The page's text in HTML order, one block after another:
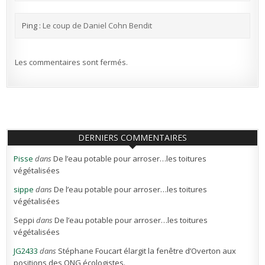
Ping : Le coup de Daniel Cohn Bendit
Les commentaires sont fermés.
DERNIERS COMMENTAIRES
Pisse dansDe l’eau potable pour arroser…les toitures
végétalisées
sippe dansDe l’eau potable pour arroser…les toitures
végétalisées
Seppi dansDe l’eau potable pour arroser…les toitures
végétalisées
JG2433 dans Stéphane Foucart élargit la fenêtre d’Overton aux
positions des ONG écologistes.